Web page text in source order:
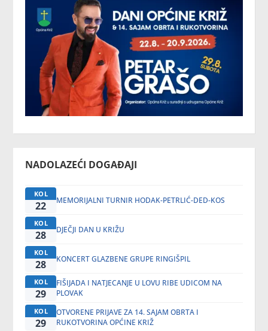
NADOLAZEĆI DOGAĐAJI
KOL
22 MEMORIJALNI TURNIR HODAK-PETRLIĆ-DED-KOS
KOL
28 DJEČJI DAN U KRIŽU
KOL
28 KONCERT GLAZBENE GRUPE RINGIŠPIL
KOL
29
FIŠIJADA I NATJECANJE U LOVU RIBE UDICOM NA
PLOVAK
KOL
29
OTVORENE PRIJAVE ZA 14. SAJAM OBRTA I
RUKOTVORINA OPĆINE KRIŽ